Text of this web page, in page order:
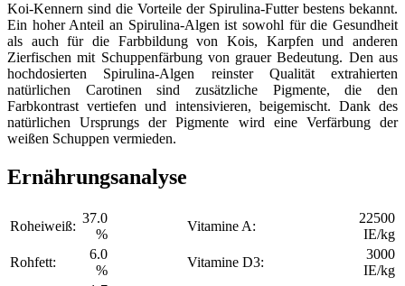
Koi-Kennern sind die Vorteile der Spirulina-Futter bestens bekannt.
Ein hoher Anteil an Spirulina-Algen ist sowohl für die Gesundheit
als auch für die Farbbildung von Kois, Karpfen und anderen
Zierfischen mit Schuppenfärbung von grauer Bedeutung. Den aus
hochdosierten Spirulina-Algen reinster Qualität extrahierten
natürlichen Carotinen sind zusätzliche Pigmente, die den
Farbkontrast vertiefen und intensivieren, beigemischt. Dank des
natürlichen Ursprungs der Pigmente wird eine Verfärbung der
weißen Schuppen vermieden.
Ernährungsanalyse
Roheiweiß:
37.0
%
Vitamine A:
22500
IE/kg
Rohfett:
6.0
%
Vitamine D3:
3000
IE/kg